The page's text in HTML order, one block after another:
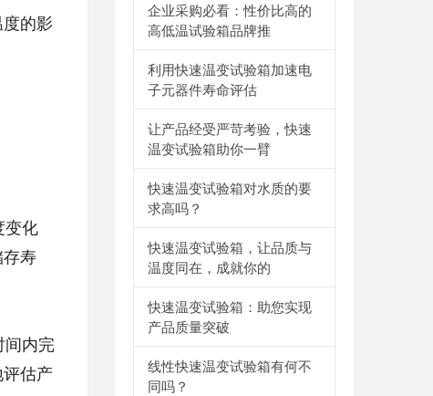
的影
变化
寿
间内完
估产
企业采购必看：性价比高的
高低温试验箱品牌推
利用快速温变试验箱加速电
子元器件寿命评估
让产品经受严苛考验，快速
温变试验箱助你一臂
快速温变试验箱对水质的要
求高吗？
快速温变试验箱，让品质与
温度同在，成就你的
快速温变试验箱：助您实现
产品质量突破
线性快速温变试验箱有何不
同吗？